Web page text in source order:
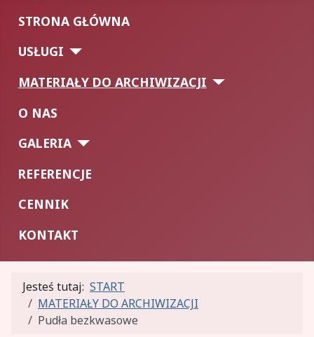
STRONA GŁÓWNA
USŁUGI
MATERIAŁY DO ARCHIWIZACJI
O NAS
GALERIA
REFERENCJE
CENNIK
KONTAKT
Jesteś tutaj: START
MATERIAŁY DO ARCHIWIZACJI
Pudła bezkwasowe